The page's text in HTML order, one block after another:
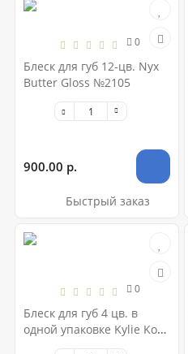
0
Блеск для губ 12-цв. Nyx
Butter Gloss №2105
900.00 р.
Быстрый заказ
0
Блеск для губ 4 цв. в
одной упаковке Kylie Koko
Kollection M-155